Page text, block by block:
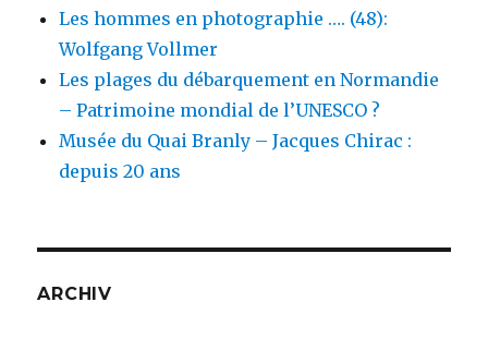
Les hommes en photographie …. (48):
Wolfgang Vollmer
Les plages du débarquement en Normandie
– Patrimoine mondial de l’UNESCO ?
Musée du Quai Branly – Jacques Chirac :
depuis 20 ans
ARCHIV